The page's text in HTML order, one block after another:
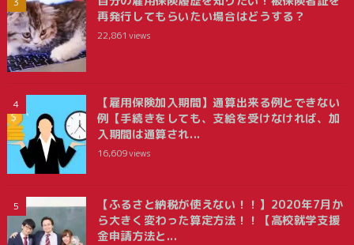
再発行してもらいたい場合はどうする？
22,861 views
【雇用保険加入期間】通算出来る例とできない
例【手続きをしても、支給を受けなければ、加
入期間は通算され...
16,609views
【ふるさと納税が使えない！！】2020年7月か
ら大きく変わった算定方法！！【高校就学支援
金申請方法と...